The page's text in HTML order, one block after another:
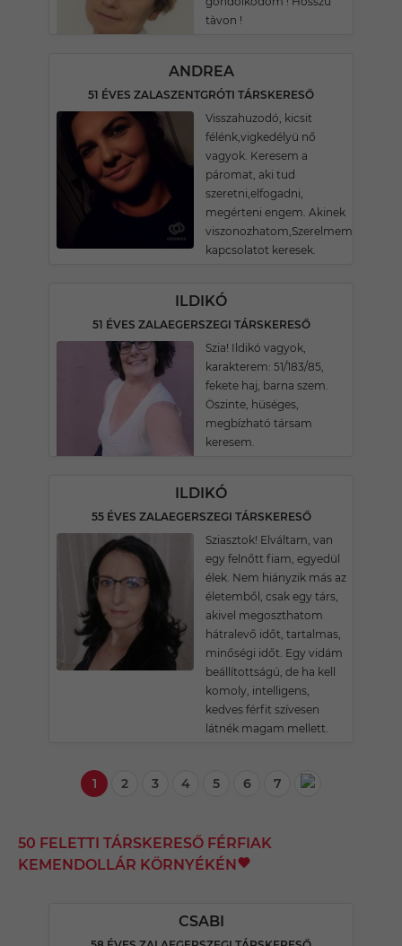
tàvon !
ANDREA
51 ÉVES ZALASZENTGRÓTI TÁRSKERESŐ
Visszahuzodó, kicsit
félénk,vigkedélyü nő
vagyok. Keresem a
páromat, aki tud
szeretni,elfogadni,
megérteni engem. Akinek
kapcsolatot keresek.
ILDIKÓ
51 ÉVES ZALAEGERSZEGI TÁRSKERESŐ
Szia! Ildikó vagyok,
karakterem: 51/183/85,
fekete haj, barna szem.
Öszinte, hüséges,
megbízható társam
keresem.
ILDIKÓ
55 ÉVES ZALAEGERSZEGI TÁRSKERESŐ
Sziasztok! Elváltam, van
egy felnőtt fiam, egyedül
élek. Nem hiányzik más az
életemből, csak egy társ,
akivel megoszthatom
hátralevő időt, tartalmas,
minőségi időt. Egy vidám
beállítottságú, de ha kell
komoly, intelligens,
kedves férfit szívesen
látnék magam mellett.
1 2 3 4 5 6 7
50 FELETTI TÁRSKERESŐ FÉRFIAK
KEMENDOLLÁR KÖRNYÉKÉN
CSABI